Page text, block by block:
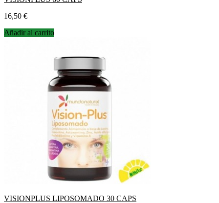
Precio
16,50 €
Añadir al carrito
VISIONPLUS LIPOSOMADO 30 CAPS